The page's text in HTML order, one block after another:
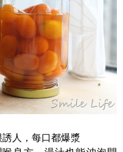
人，每口都爆漿